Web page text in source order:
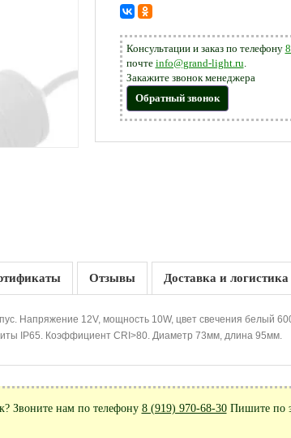
Консультации и заказ по телефону
почте info@grand-light.ru.
Закажите звонок менеджера
Обратный звонок
Отзывы Доставка и логистика
Напряжение 12V, мощность 10W, цвет свечения белый
IP65. Коэффициент CRI>80. Диаметр 73мм, длина 95мм.
Звоните нам по телефону 8 (919) 970-68-30Пишите по